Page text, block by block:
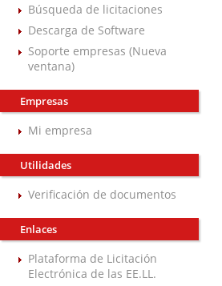
Búsqueda de licitaciones
Descarga de Software
Soporte empresas (Nueva
ventana)
Empresas
Mi empresa
Utilidades
Verificación de documentos
Enlaces
Plataforma de Licitación
Electrónica de las EE.LL.